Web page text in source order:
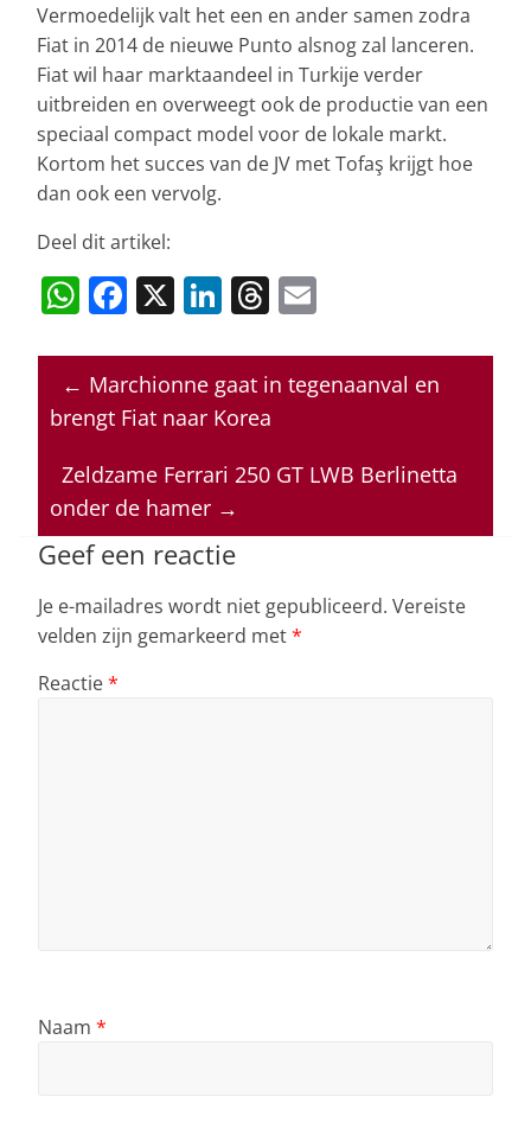
Vermoedelijk valt het een en ander samen zodra
Fiat in 2014 de nieuwe Punto alsnog zal lanceren.
Fiat wil haar marktaandeel in Turkije verder
uitbreiden en overweegt ook de productie van een
speciaal compact model voor de lokale markt.
Kortom het succes van de JV met Tofaş krijgt hoe
dan ook een vervolg.
Deel dit artikel:
W
at
s
A
p
p
F
c
e
o
o
k
X Li
k
e
n
T
re
a
s
ai
l
← Marchionne gaat in tegenaanval en
brengt Fiat naar Korea
Zeldzame Ferrari 250 GT LWB Berlinetta
onder de hamer →
Geef een reactie
Je e-mailadres wordt niet gepubliceerd. Vereiste
velden zijn gemarkeerd met*
Reactie*
Naam *